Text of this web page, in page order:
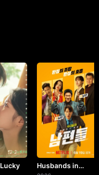
Husbands in